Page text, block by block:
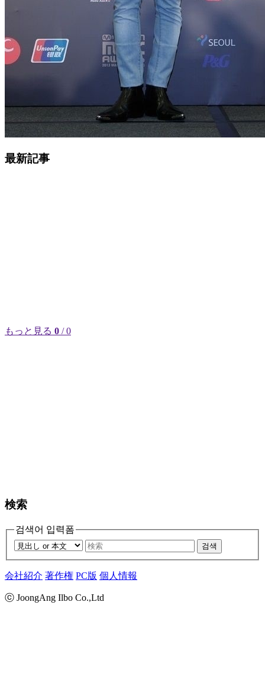
最新記事
もっと見る 0 / 0
検索
검색어 입력폼
검색
会社紹介 著作権 PC版 個人情報
ⓒ JoongAng Ilbo Co.,Ltd